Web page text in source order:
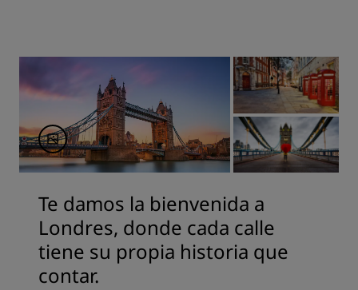
Te damos la bienvenida a
Londres, donde cada calle
tiene su propia historia que
contar.